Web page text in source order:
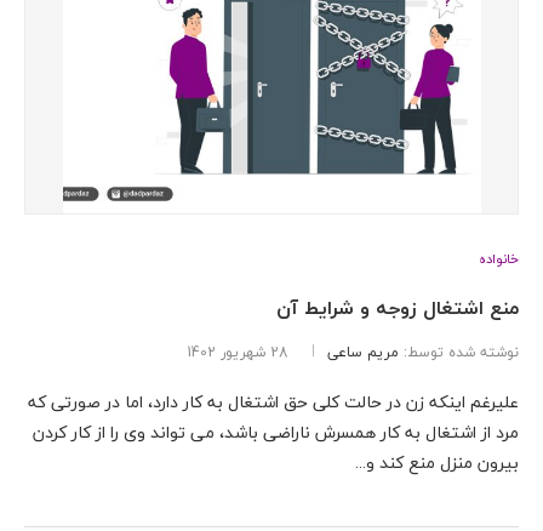
خانواده
منع اشتغال زوجه و شرایط آن
نوشته شده توسط: مریم ساعی 28 شهریور 1402
علیرغم اینکه زن در حالت کلی حق اشتغال به کار دارد، اما در صورتی که
مرد از اشتغال به کار همسرش ناراضی باشد، می تواند وی را از کار کردن
بیرون منزل منع کند و...